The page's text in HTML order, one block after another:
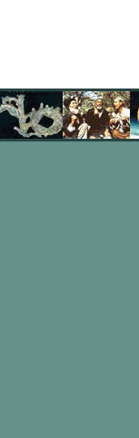
暨2026年年会征文启事